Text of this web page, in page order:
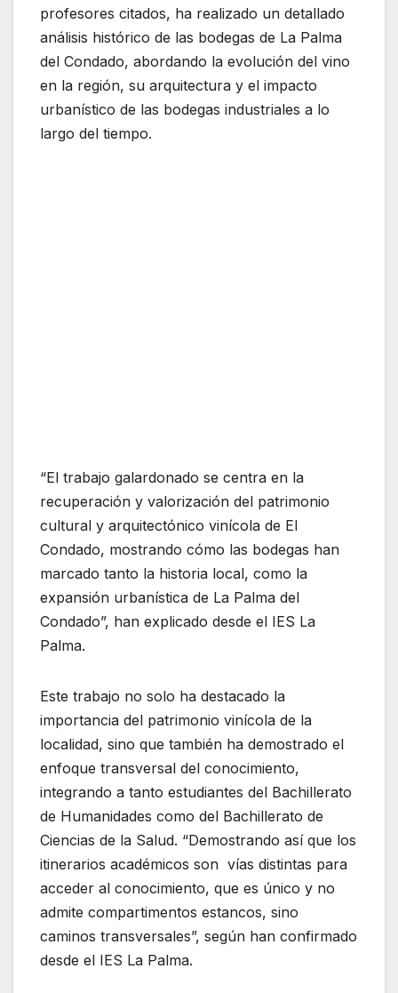
profesores citados, ha realizado un detallado
análisis histórico de las bodegas de La Palma
del Condado, abordando la evolución del vino
en la región, su arquitectura y el impacto
urbanístico de las bodegas industriales a lo
largo del tiempo.
“El trabajo galardonado se centra en la
recuperación y valorización del patrimonio
cultural y arquitectónico vinícola de El
Condado, mostrando cómo las bodegas han
marcado tanto la historia local, como la
expansión urbanística de La Palma del
Condado”, han explicado desde el IES La
Palma.
Este trabajo no solo ha destacado la
importancia del patrimonio vinícola de la
localidad, sino que también ha demostrado el
enfoque transversal del conocimiento,
integrando a tanto estudiantes del Bachillerato
de Humanidades como del Bachillerato de
Ciencias de la Salud. “Demostrando así que los
itinerarios académicos son vías distintas para
acceder al conocimiento, que es único y no
admite compartimentos estancos, sino
caminos transversales”, según han confirmado
desde el IES La Palma.